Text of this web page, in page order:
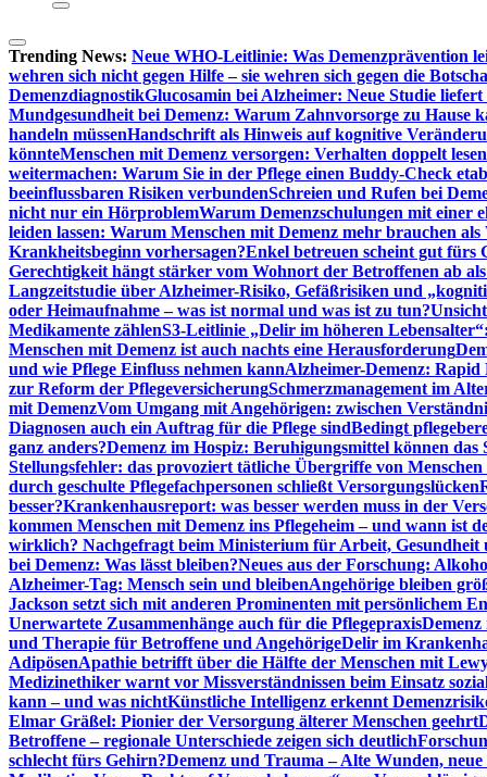
Trending News: Neue WHO-Leitlinie: Was Demenzprävention
wehren sich nicht gegen Hilfe – sie wehren sich gegen die
DemenzdiagnostikGlucosamin bei Alzheimer: Neue Studie
Mundgesundheit bei Demenz: Warum Zahnvorsorge zu Hause
handeln müssenHandschrift als Hinweis auf kognitive
könnteMenschen mit Demenz versorgen: Verhalten doppelt lesen
weitermachen: Warum Sie in der Pflege einen Buddy-Check
beeinflussbaren Risiken verbundenSchreien und Rufen bei
nicht nur ein HörproblemWarum Demenzschulungen mit einer
leiden lassen: Warum Menschen mit Demenz mehr brauchen als
Krankheitsbeginn vorhersagen?Enkel betreuen scheint gut fürs
Gerechtigkeit hängt stärker vom Wohnort der Betroffenen ab
Langzeitstudie über Alzheimer-Risiko, Gefäßrisiken und
oder Heimaufnahme – was ist normal und was ist zu tun?
Medikamente zählenS3-Leitlinie „Delir im höheren
Menschen mit Demenz ist auch nachts eine Herausforderung
und wie Pflege Einfluss nehmen kannAlzheimer-Demenz:
zur Reform der PflegeversicherungSchmerzmanagement im
mit DemenzVom Umgang mit Angehörigen: zwischen
Diagnosen auch ein Auftrag für die Pflege sindBedingt
ganz anders?Demenz im Hospiz: Beruhigungsmittel können das
Stellungsfehler: das provoziert tätliche Übergriffe von Menschen
durch geschulte Pflegefachpersonen schließt Versorgungslücken
besser?Krankenhausreport: was besser werden muss in der
kommen Menschen mit Demenz ins Pflegeheim – und wann ist
wirklich? Nachgefragt beim Ministerium für Arbeit, Gesundheit
bei Demenz: Was lässt bleiben?Neues aus der Forschung:
Alzheimer-Tag: Mensch sein und bleibenAngehörige bleiben
Jackson setzt sich mit anderen Prominenten mit persönlichem
Unerwartete Zusammenhänge auch für die Pflegepraxis
und Therapie für Betroffene und AngehörigeDelir im
AdipösenApathie betrifft über die Hälfte der Menschen mit
Medizinethiker warnt vor Missverständnissen beim Einsatz
kann – und was nichtKünstliche Intelligenz erkennt
Elmar Gräßel: Pionier der Versorgung älterer Menschen geehrt
Betroffene – regionale Unterschiede zeigen sich deutlich
schlecht fürs Gehirn?Demenz und Trauma – Alte Wunden,